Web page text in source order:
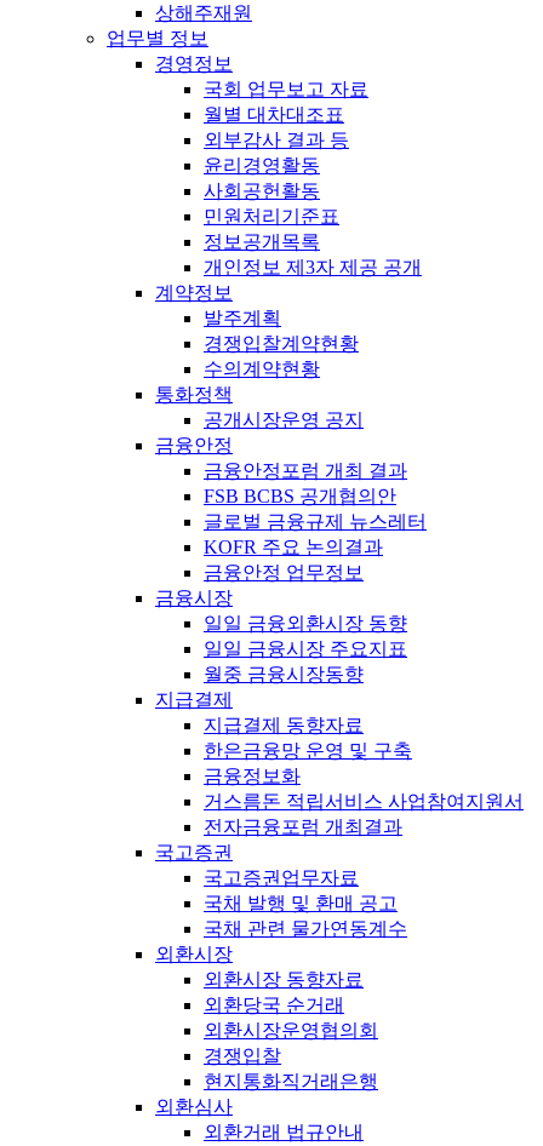
상해주재원
업무별 정보
경영정보
국회 업무보고 자료
월별 대차대조표
외부감사 결과 등
윤리경영활동
사회공헌활동
민원처리기준표
정보공개목록
개인정보 제3자 제공 공개
계약정보
발주계획
경쟁입찰계약현황
수의계약현황
통화정책
공개시장운영 공지
금융안정
금융안정포럼 개최 결과
FSB BCBS 공개협의안
글로벌 금융규제 뉴스레터
KOFR 주요 논의결과
금융안정 업무정보
금융시장
일일 금융외환시장 동향
일일 금융시장 주요지표
월중 금융시장동향
지급결제
지급결제 동향자료
한은금융망 운영 및 구축
금융정보화
거스름돈 적립서비스 사업참여지원서
전자금융포럼 개최결과
국고증권
국고증권업무자료
국채 발행 및 환매 공고
국채 관련 물가연동계수
외환시장
외환시장 동향자료
외환당국 순거래
외환시장운영협의회
경쟁입찰
현지통화직거래은행
외환심사
외환거래 법규안내